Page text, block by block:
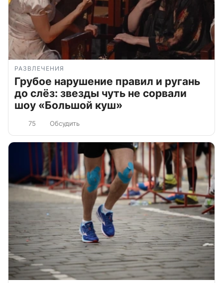
РАЗВЛЕЧЕНИЯ
Грубое нарушение правил и ругань
до слёз: звезды чуть не сорвали
шоу «Большой куш»
75 Обсудить